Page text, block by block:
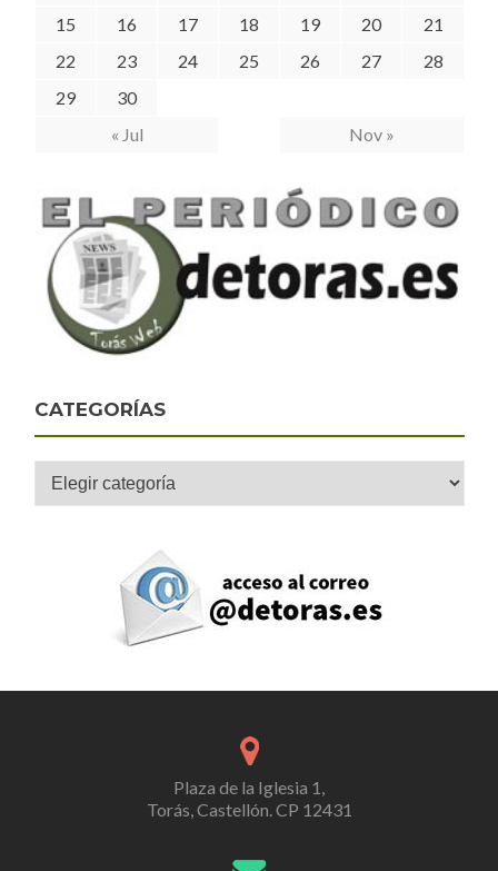
« Jul Nov »
15
16 17 18 19 20
21
22
23 24 25 26 27
28
29
30
CATEGORÍAS
Categorías
Plaza de la Iglesia 1,
Torás, Castellón. CP 12431